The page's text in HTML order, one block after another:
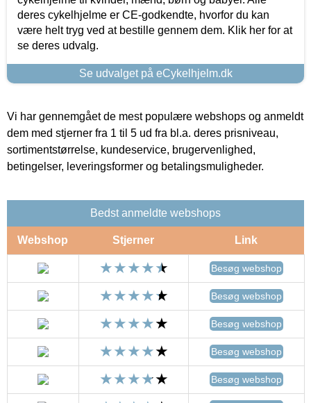
deres cykelhjelme er CE-godkendte, hvorfor du kan
være helt tryg ved at bestille gennem dem. Klik her for at
se deres udvalg.
Se udvalget på eCykelhjelm.dk
Vi har gennemgået de mest populære webshops og anmeldt
dem med stjerner fra 1 til 5 ud fra bl.a. deres prisniveau,
sortimentstørrelse, kundeservice, brugervenlighed,
betingelser, leveringsformer og betalingsmuligheder.
Bedst anmeldte webshops
Webshop Stjerner Link
Besøg webshop
Besøg webshop
Besøg webshop
Besøg webshop
Besøg webshop